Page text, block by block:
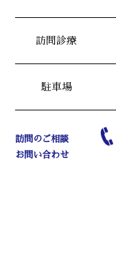
訪問診療
駐車場
訪問のご相談
お問い合わせ